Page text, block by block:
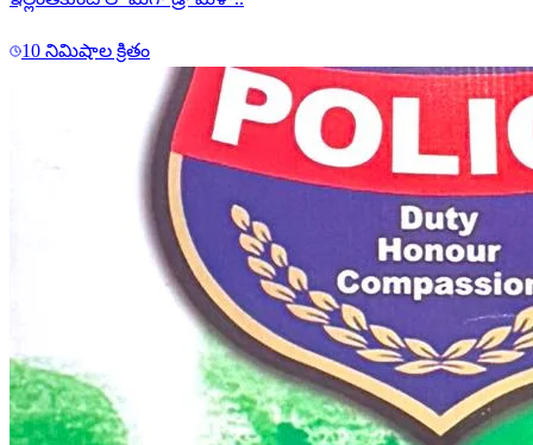
10 నిమిషాల క్రితం